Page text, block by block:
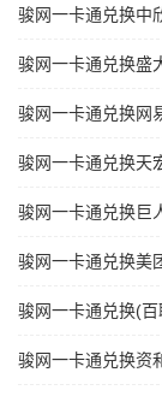
骏网一卡通兑换中
骏网一卡通兑换盛
骏网一卡通兑换网
骏网一卡通兑换天
骏网一卡通兑换巨
骏网一卡通兑换美
骏网一卡通兑换(
骏网一卡通兑换资